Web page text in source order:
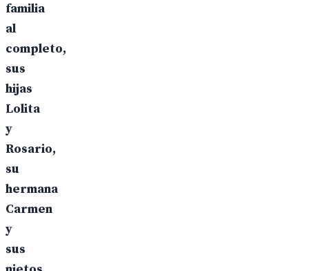
familia
al
completo,
sus
hijas
Lolita
y
Rosario,
su
hermana
Carmen
y
sus